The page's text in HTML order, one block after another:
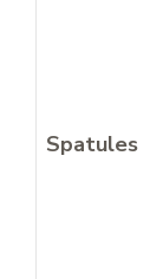
Spatules